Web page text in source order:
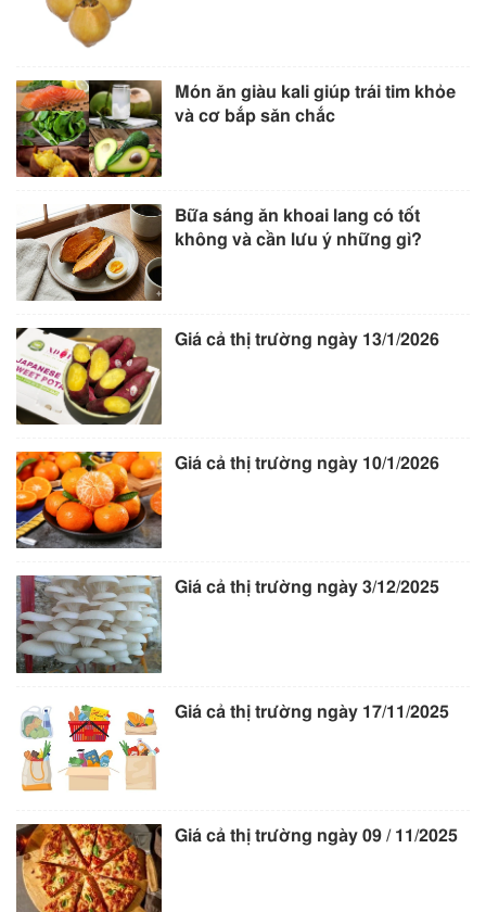
Món ăn giàu kali giúp trái tim khỏe
và cơ bắp săn chắc
Bữa sáng ăn khoai lang có tốt
không và cần lưu ý những gì?
Giá cả thị trường ngày 13/1/2026
Giá cả thị trường ngày 10/1/2026
Giá cả thị trường ngày 3/12/2025
Giá cả thị trường ngày 17/11/2025
Giá cả thị trường ngày 09 / 11/2025